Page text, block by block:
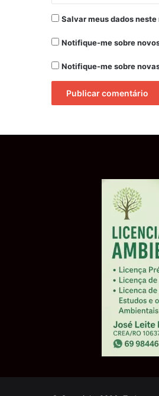
Salvar meus dados
Notifique-me sobre
Notifique-me sobre